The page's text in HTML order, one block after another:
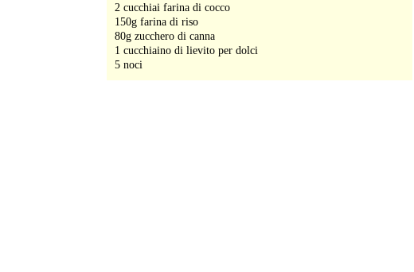
2 cucchiai farina di cocco
150g farina di riso
80g zucchero di canna
1 cucchiaino di lievito per dolci
5 noci